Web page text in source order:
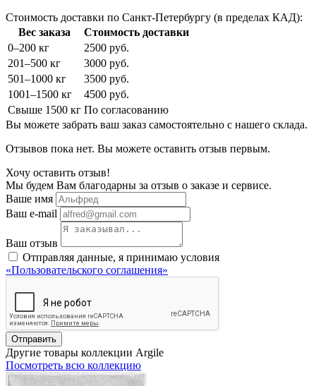
Стоимость доставки по Санкт-Петербургу (в пределах КАД):
Вес заказа
Стоимость доставки
0–200 кг
2500 руб.
201–500 кг
3000 руб.
501–1000 кг
3500 руб.
1001–1500 кг
4500 руб.
Свыше 1500 кг По согласованию
Вы можете забрать ваш заказ самостоятельно с нашего склада.
Отзывов пока нет. Вы можете оставить отзыв первым.
Хочу оставить отзыв!
Мы будем Вам благодарны за отзыв о заказе и сервисе.
Ваше имя
Ваш e-mail
Ваш отзыв
Отправляя данные, я принимаю условия
«Пользовательского соглашения»
Отправить
Другие товары коллекции Argile
Посмотреть всю коллекцию